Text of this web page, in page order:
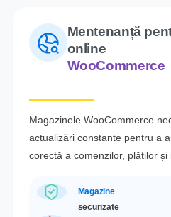
Mentenanță
online
WooCommerce
Magazinele WooCommerce
actualizări constante pentru a
corectă a comenzilor, plăților și
Magazine
securizate